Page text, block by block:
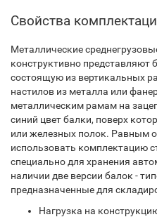
Свойства
Металлические
конструктивно представляют
состоящую из вертикальных
настилов из металла или
металлическим рамам на
синий цвет балки, поверх
или железных полок. Равным
использовать комплектацию
специально для хранения
наличии две версии балок -
предназначенные для
Нагрузка на